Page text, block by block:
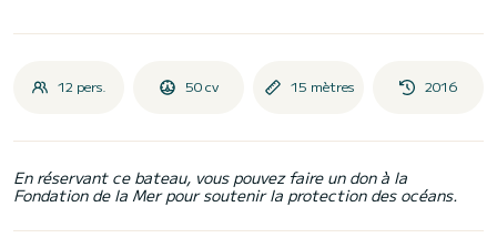
12 pers. 50 cv 15 mètres 2016
En réservant ce bateau, vous pouvez faire un don à la
Fondation de la Mer pour soutenir la protection des océans.